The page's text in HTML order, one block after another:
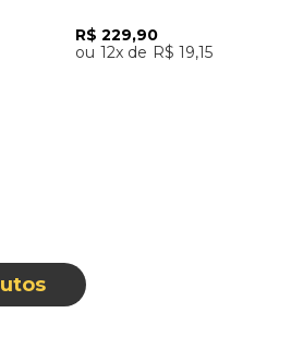
R$ 229,90
12
R$ 19,15